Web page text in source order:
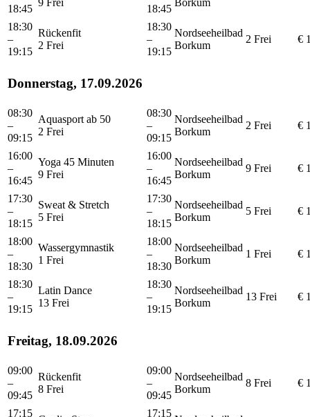
18:45
18:45
18:30
–
19:15
Rückenfit
2 Frei
18:30
–
19:15
Nordseeheilbad
Borkum
2 Frei €
Donnerstag, 17.09.2026
08:30
–
09:15
Aquasport ab 50
2 Frei
08:30
–
09:15
Nordseeheilbad
Borkum
2 Frei €
16:00
–
16:45
Yoga 45 Minuten
9 Frei
16:00
–
16:45
Nordseeheilbad
Borkum
9 Frei €
17:30
–
18:15
Sweat & Stretch
5 Frei
17:30
–
18:15
Nordseeheilbad
Borkum
5 Frei €
18:00
–
18:30
Wassergymnastik
1 Frei
18:00
–
18:30
Nordseeheilbad
Borkum
1 Frei €
18:30
–
19:15
Latin Dance
13 Frei
18:30
–
19:15
Nordseeheilbad
Borkum
13 Frei €
Freitag, 18.09.2026
09:00
–
09:45
Rückenfit
8 Frei
09:00
–
09:45
Nordseeheilbad
Borkum
8 Frei €
17:15
17:15